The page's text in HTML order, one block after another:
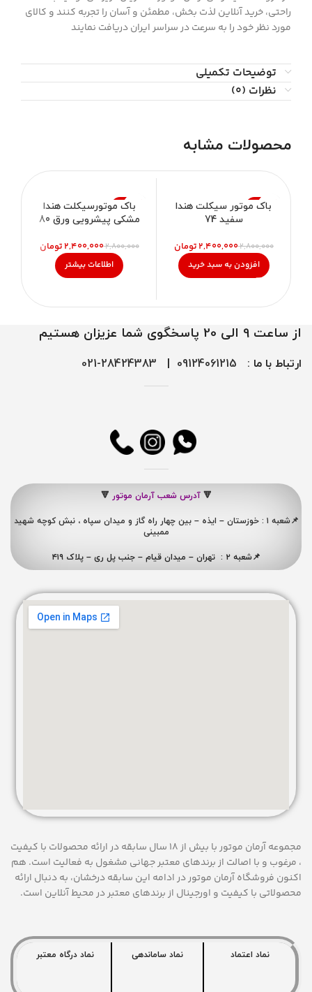
راحتی، خرید آنلاین لذت بخش، مطمئن و آسان را تجربه کنند و کالای
مورد نظر خود را به سرعت در سراسر ایران دریافت نمایند
توضیحات تکمیلی
نظرات (0)
محصولات مشابه
-14%
باک موتور سیکلت هندا
سفید 74
۲,۸۰۰,۰۰۰۲,۴۰۰,۰۰۰تومان
افزودن به سبد خرید
-14%
ناموجود
باک موتورسیکلت هندا
مشکی پیشرویی ورق 80
۲,۸۰۰,۰۰۰۲,۴۰۰,۰۰۰تومان
اطلاعات بیشتر
از ساعت 9 الی 20 پاسخگوی شما عزیزان هستیم
ارتباط با ما : 09124061215
|
28424383-021
🔻 آدرس شعب آرمان موتور 🔻
📌شعبه ۱ : خوزستان – ایذه – بین چهار راه گاز و میدان سپاه ، نبش کوچه شهید
ممبینی
📌شعبه ۲ : تهران – میدان قیام – جنب پل ری – پلاک ۴۱۹
مجموعه آرمان موتور با بیش از 18 سال سابقه در ارائه محصولات با کيفيت
، مرغوب و با اصالت از برندهای معتبر جهانی مشغول به فعاليت است. هم
اکنون فروشگاه آرمان موتوردر ادامه اين سابقه درخشان، به دنبال ارائه
محصولاتی با کيفيت و اورجينال از برندهای معتبر در محيط آنلاين است.
نماد اعتماد نماد ساماندهی نماد درگاه معتبر